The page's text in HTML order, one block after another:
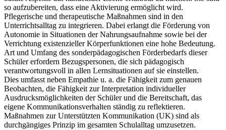
so aufzubereiten, dass eine Aktivierung ermöglicht wird.
Pflegerische und therapeutische Maßnahmen sind in den
Unterrichtsalltag zu integrieren. Dabei erlangt die Förderung von
Autonomie in Situationen der Nahrungsaufnahme sowie bei der
Verrichtung existenzieller Körperfunktionen eine hohe Bedeutung.
Art und Umfang des sonderpädagogischen Förderbedarfs dieser
Schüler erfordern Bezugspersonen, die sich pädagogisch
verantwortungsvoll in allen Lernsituationen auf sie einstellen.
Dies umfasst neben Empathie u. a. die Fähigkeit zum genauen
Beobachten, die Fähigkeit zur Interpretation individueller
Ausdrucksmöglichkeiten der Schüler und die Bereitschaft, das
eigene Kommunikationsverhalten ständig zu reflektieren.
Maßnahmen zur Unterstützten Kommunikation (UK) sind als
durchgängiges Prinzip im gesamten Schulalltag umzusetzen.